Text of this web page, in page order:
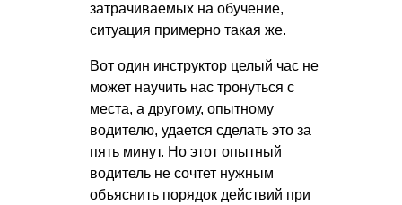
затрачиваемых на обучение,
ситуация примерно такая же.
Вот один инструктор целый час не
может научить нас тронуться с
места, а другому, опытному
водителю, удается сделать это за
пять минут. Но этот опытный
водитель не сочтет нужным
объяснить порядок действий при